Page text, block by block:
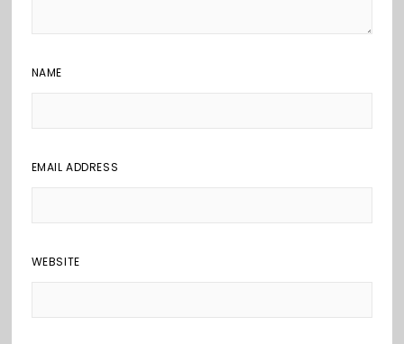
NAME
EMAIL ADDRESS
WEBSITE